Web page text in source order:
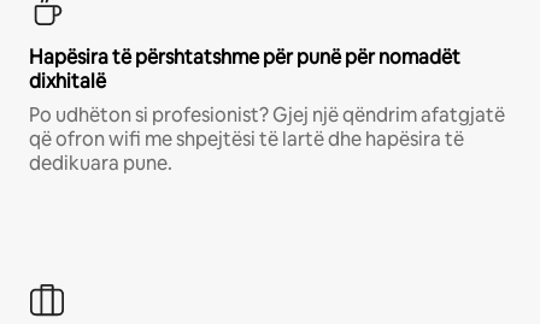
Hapësira të përshtatshme për punë për nomadët
dixhitalë
Po udhëton si profesionist? Gjej një qëndrim afatgjatë
që ofron wifi me shpejtësi të lartë dhe hapësira të
dedikuara pune.